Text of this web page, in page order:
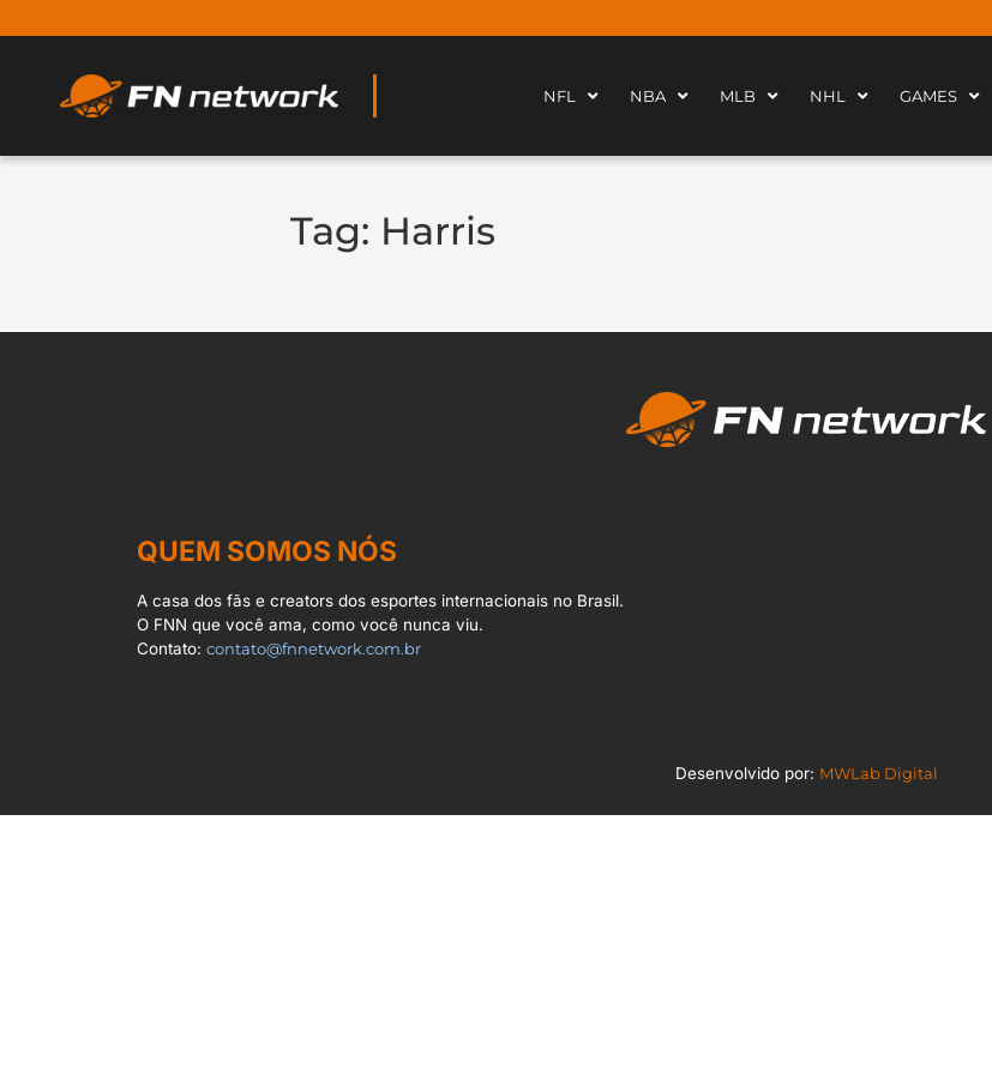
NFL NBA MLB NHL GAMES
Tag: Harris
QUEM SOMOS NÓS
A casa dos fãs e creators dos esportes internacionais no Brasil.
O FNN que você ama, como você nunca viu.
Contato:contato@fnnetwork.com.br
Desenvolvido por: MWLab Digital